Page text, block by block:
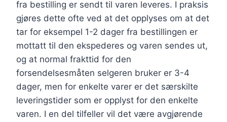
fra bestilling er sendt til varen leveres. I praksis
gjøres dette ofte ved at det opplyses om at det
tar for eksempel 1-2 dager fra bestillingen er
mottatt til den ekspederes og varen sendes ut,
og at normal frakttid for den
forsendelsesmåten selgeren bruker er 3-4
dager, men for enkelte varer er det særskilte
leveringstider som er opplyst for den enkelte
varen. I en del tilfeller vil det være avgjørende